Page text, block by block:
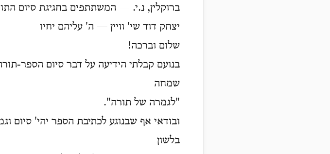
ברוקלין, נ.י. — המשתתפים בחגיגת סיום
יצחק דוד שי' וויין — ה' עליהם יחיו
שלום וברכה!
בנועם קבלתי הידיעה על דבר סיום הספר-
שמחה
"לגמרה של תורה".
ובודאי אף שבנוגע לכתיבת הספר יהי' סיום
בלשון